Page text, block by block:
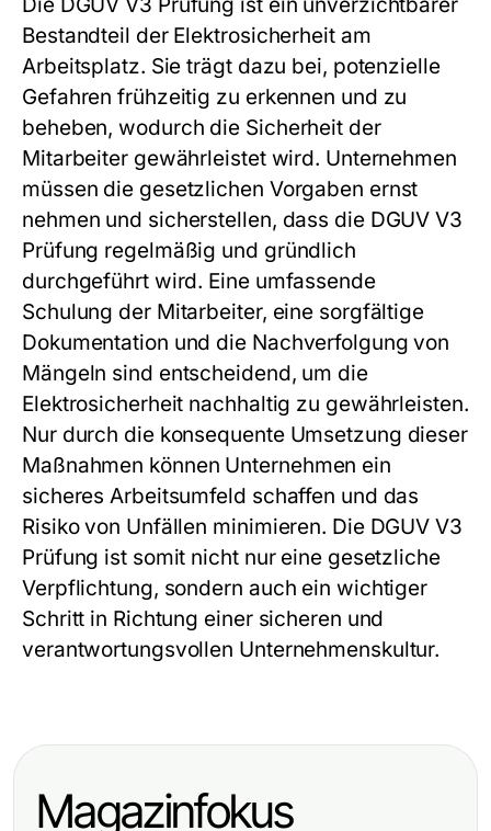
Bestandteil der Elektrosicherheit am
Arbeitsplatz. Sie trägt dazu bei, potenzielle
Gefahren frühzeitig zu erkennen und zu
beheben, wodurch die Sicherheit der
Mitarbeiter gewährleistet wird. Unternehmen
müssen die gesetzlichen Vorgaben ernst
nehmen und sicherstellen, dass die DGUV V3
Prüfung regelmäßig und gründlich
durchgeführt wird. Eine umfassende
Schulung der Mitarbeiter, eine sorgfältige
Dokumentation und die Nachverfolgung von
Mängeln sind entscheidend, um die
Elektrosicherheit nachhaltig zu gewährleisten.
Nur durch die konsequente Umsetzung dieser
Maßnahmen können Unternehmen ein
sicheres Arbeitsumfeld schaffen und das
Risiko von Unfällen minimieren. Die DGUV V3
Prüfung ist somit nicht nur eine gesetzliche
Verpflichtung, sondern auch ein wichtiger
Schritt in Richtung einer sicheren und
verantwortungsvollen Unternehmenskultur.
Magazinfokus